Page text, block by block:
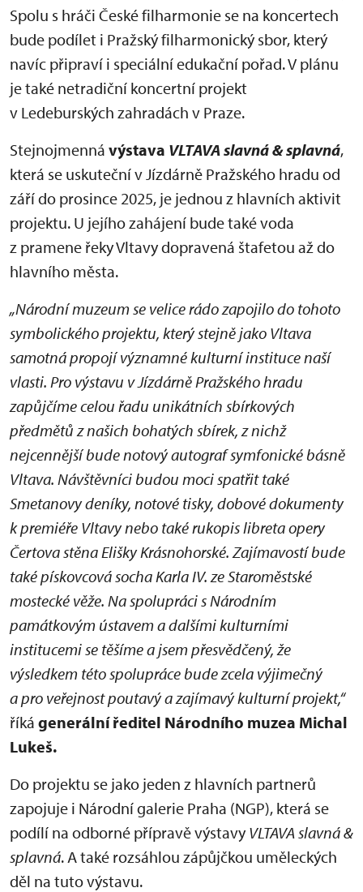
Spolu s hráči České filharmonie se na koncertech
bude podílet i Pražský filharmonický sbor, který
navíc připraví i speciální edukační pořad. V plánu
je také netradiční koncertní projekt
v Ledeburských zahradách v Praze.
Stejnojmenná výstava VLTAVA slavná & splavná,
která se uskuteční v Jízdárně Pražského hradu od
září do prosince 2025, je jednou z hlavních aktivit
projektu. U jejího zahájení bude také voda
z pramene řeky Vltavy dopravená štafetou až do
hlavního města.
„Národní muzeum se velice rádo zapojilo do tohoto
symbolického projektu, který stejně jako Vltava
samotná propojí významné kulturní instituce naší
vlasti. Pro výstavu v Jízdárně Pražského hradu
zapůjčíme celou řadu unikátních sbírkových
předmětů z našich bohatých sbírek, z nichž
nejcennější bude notový autograf symfonické básně
Vltava. Návštěvníci budou moci spatřit také
Smetanovy deníky, notové tisky, dobové dokumenty
k premiéře Vltavy nebo také rukopis libreta opery
Čertova stěna Elišky Krásnohorské. Zajímavostí bude
také pískovcová socha Karla IV. ze Staroměstské
mostecké věže. Na spolupráci s Národním
památkovým ústavem a dalšími kulturními
institucemi se těšíme a jsem přesvědčený, že
výsledkem této spolupráce bude zcela výjimečný
a pro veřejnost poutavý a zajímavý kulturní projekt,“
říká generální ředitel Národního muzea Michal
Lukeš.
Do projektu se jako jeden z hlavních partnerů
zapojuje i Národní galerie Praha (NGP), která se
podílí na odborné přípravě výstavy VLTAVA slavná &
splavná. A také rozsáhlou zápůjčkou uměleckých
děl na tuto výstavu.